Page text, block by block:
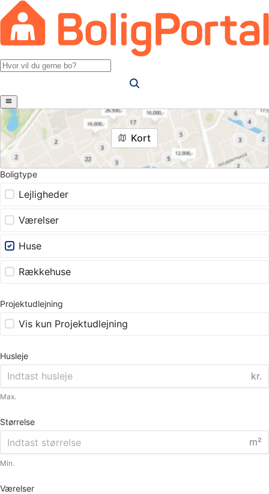
Kort
Boligtype
Lejligheder
Værelser
Huse
Rækkehuse
Projektudlejning
Vis kun Projektudlejning
Husleje
kr.
Max.
Størrelse
m²
Min.
Værelser